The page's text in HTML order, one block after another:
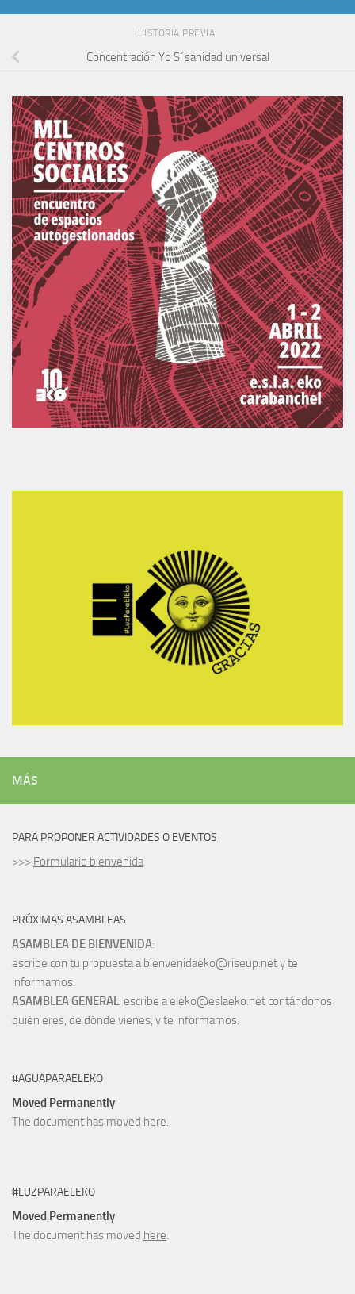
HISTORIA PREVIA
Concentración Yo Sí sanidad universal
MÁS
PARA PROPONER ACTIVIDADES O EVENTOS
>>> Formulario bienvenida
PRÓXIMAS ASAMBLEAS
ASAMBLEA DE BIENVENIDA:
escribe con tu propuesta a bienvenidaeko@riseup.net y te
informamos.
ASAMBLEA GENERAL: escribe a eleko@eslaeko.net contándonos
quién eres, de dónde vienes, y te informamos.
#AGUAPARAELEKO
Moved Permanently
The document has moved here.
#LUZPARAELEKO
Moved Permanently
The document has moved here.